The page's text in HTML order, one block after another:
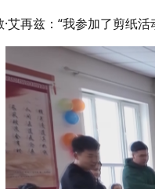
·艾再兹：“我参加了剪纸